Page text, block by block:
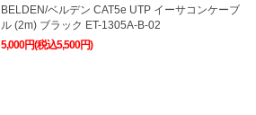
BELDEN/ベルデン CAT5e UTP イーサコンケーブ
ル (2m) ブラック ET-1305A-B-02
5,000円(税込5,500円)